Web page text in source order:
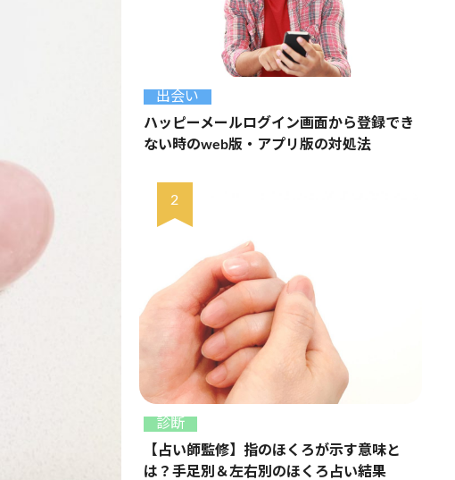
出会い
ハッピーメールログイン画面から登録でき
ない時のweb版・アプリ版の対処法
診断
【占い師監修】指のほくろが示す意味と
は？手足別＆左右別のほくろ占い結果